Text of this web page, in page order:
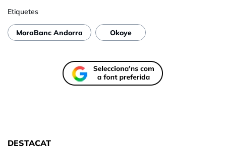
Etiquetes
MoraBanc Andorra Okoye
DESTACAT